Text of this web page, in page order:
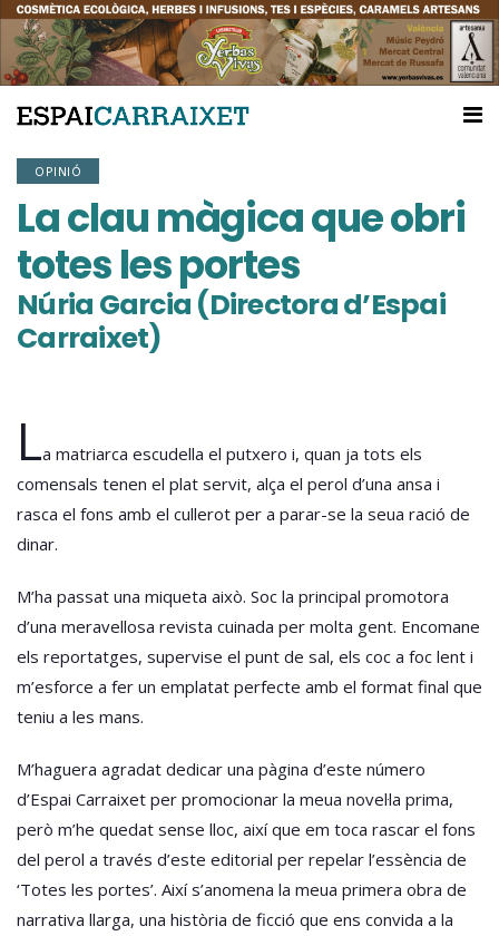
OPINIÓ
La clau màgica que obri
totes les portes
Núria Garcia (Directora d’Espai
Carraixet)
La matriarca escudella el putxero i, quan ja tots els
comensals tenen el plat servit, alça el perol d’una ansa i
rasca el fons amb el cullerot per a parar-se la seua ració de
dinar.
M’ha passat una miqueta això. Soc la principal promotora
d’una meravellosa revista cuinada per molta gent. Encomane
els reportatges, supervise el punt de sal, els coc a foc lent i
m’esforce a fer un emplatat perfecte amb el format final que
teniu a les mans.
M’haguera agradat dedicar una pàgina d’este número
d’Espai Carraixet per promocionar la meua novel·la prima,
però m’he quedat sense lloc, així que em toca rascar el fons
del perol a través d’este editorial per repelar l’essència de
‘Totes les portes’. Així s’anomena la meua primera obra de
narrativa llarga, una història de ficció que ens convida a la